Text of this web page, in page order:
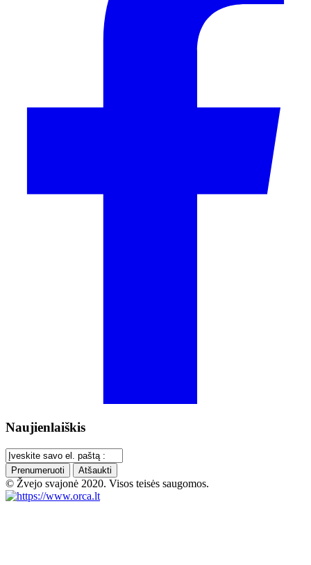
Naujienlaiškis
Prenumeruoti Atšaukti
© Žvejo svajonė 2020. Visos teisės saugomos.